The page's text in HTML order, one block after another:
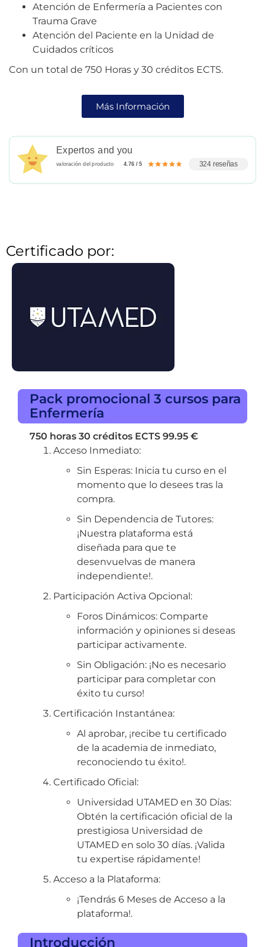
Atención de Enfermería a Pacientes con
Trauma Grave
Atención del Paciente en la Unidad de
Cuidados críticos
Con un total de 750 Horas y 30 créditos ECTS.
Más Información
Expertos and you
valoración del producto 4.76 / 5 324 reseñas
Certificado por:
Pack promocional 3 cursos para
Enfermería
750 horas 30 créditos ECTS 99.95 €
Acceso Inmediato:
Sin Esperas: Inicia tu curso en el
momento que lo desees tras la
compra.
Sin Dependencia de Tutores:
¡Nuestra plataforma está
diseñada para que te
desenvuelvas de manera
independiente!.
Participación Activa Opcional:
Foros Dinámicos: Comparte
información y opiniones si deseas
participar activamente.
Sin Obligación: ¡No es necesario
participar para completar con
éxito tu curso!
Certificación Instantánea:
Al aprobar, ¡recibe tu certificado
de la academia de inmediato,
reconociendo tu éxito!.
Certificado Oficial:
Universidad UTAMED en 30 Días:
Obtén la certificación oficial de la
prestigiosa Universidad de
UTAMED en solo 30 días. ¡Valida
tu expertise rápidamente!
Acceso a la Plataforma:
¡Tendrás 6 Meses de Acceso a la
plataforma!.
Introducción